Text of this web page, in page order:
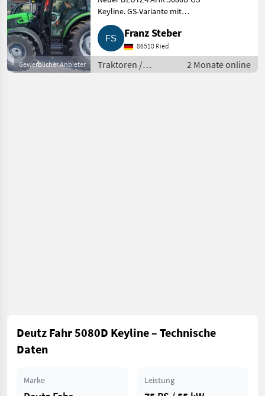
Gewerblicher Anbieter
Keyline. GS-Variante mit
Powershuttle (einstellbar),
Lastschaltung, el. Allrad-,
Differential- und
Zapfwellenschaltung. 3x dw
Stg. 1x frei
Franz Steber
86510 Ried
Traktoren /
Standard
2 Monate online
Deutz Fahr 5080D Keyline – Technische
Daten
Marke Leistung